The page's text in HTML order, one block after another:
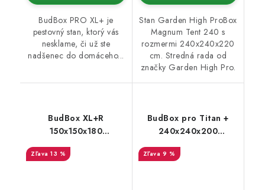
BudBox PRO XL+ je
pestovný stan, ktorý vás
nesklame, či už ste
nadšenec do domáceho...
Stan Garden High ProBox
Magnum Tent 240 s
rozmermi 240x240x220
cm. Stredná rada od
značky Garden High Pro.
BudBox XL+R
150x150x180
strieborný - skosený
pod strechou
13 %
BudBox pro Titan +
240x240x200
strieborný - rastové
stan
9 %